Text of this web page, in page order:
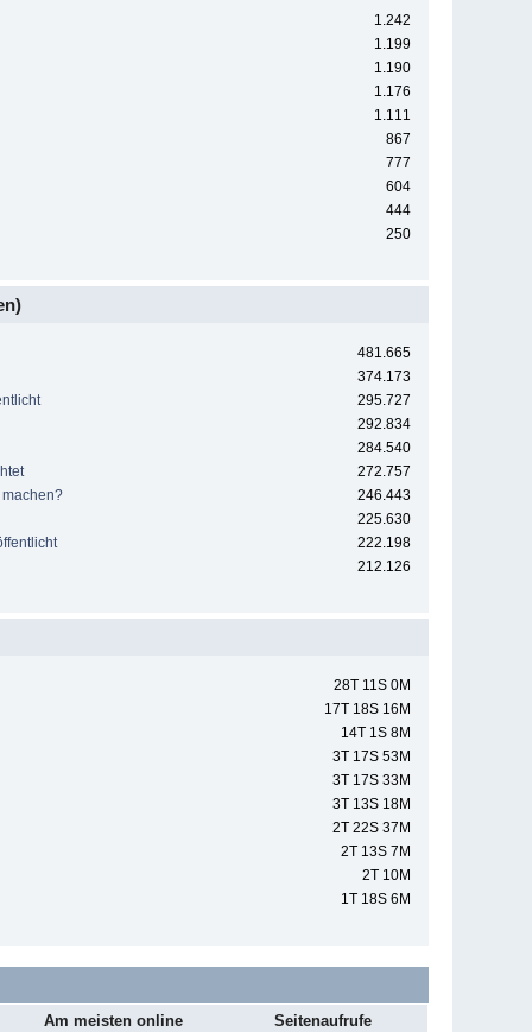
1.242
1.199
1.190
1.176
1.111
867
777
604
444
250
481.665
374.173
295.727
292.834
284.540
272.757
246.443
225.630
222.198
212.126
28T 11S 0M
17T 18S 16M
14T 1S 8M
3T 17S 53M
3T 17S 33M
3T 13S 18M
2T 22S 37M
2T 13S 7M
2T 10M
1T 18S 6M
Am meisten online Seitenaufrufe